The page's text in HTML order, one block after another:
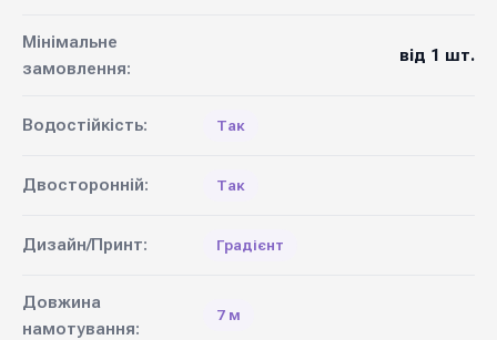
Мінімальне
замовлення:
від 1 шт.
Водостійкість: Так
Двосторонній: Так
Дизайн/Принт: Градієнт
Довжина
намотування:
7 м